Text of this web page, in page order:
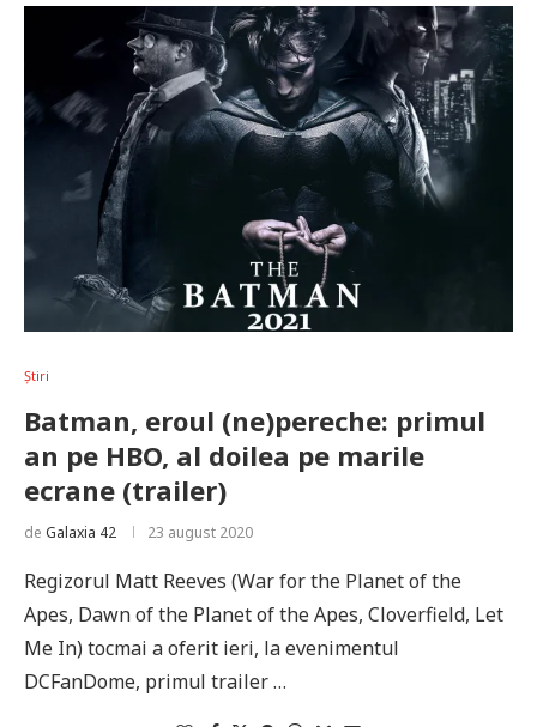
Știri
Batman, eroul (ne)pereche: primul
an pe HBO, al doilea pe marile
ecrane (trailer)
de Galaxia 42 23 august 2020
Regizorul Matt Reeves (War for the Planet of the
Apes, Dawn of the Planet of the Apes, Cloverfield, Let
Me In) tocmai a oferit ieri, la evenimentul
DCFanDome, primul trailer …